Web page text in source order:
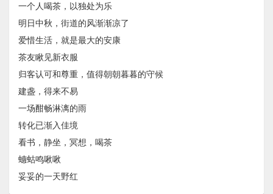
一个人喝茶，以独处为乐
明日中秋，街道的风渐渐凉了
爱惜生活，就是最大的安康
茶友瞅见新衣服
归客认可和尊重，值得朝朝暮暮的守候
建盏，得来不易
一场酣畅淋漓的雨
转化已渐入佳境
看书，静坐，冥想，喝茶
蟪蛄鸣啾啾
妥妥的一天野红